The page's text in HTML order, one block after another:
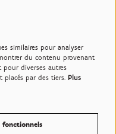
similaires pour analyser
du contenu provenant
pour diverses autres
placés par des tiers. Plus
fonctionnels